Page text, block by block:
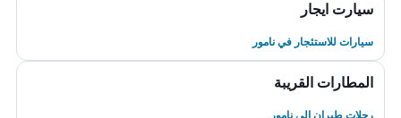
سيارت ايجار
سيارات للاستئجار في نامور
المطارات القريبة
رحلات طيران إلى نامور